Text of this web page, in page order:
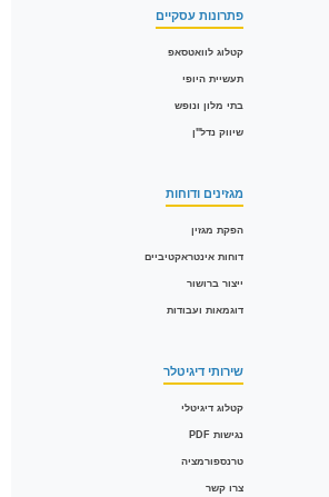
פתרונות עסקיים
קטלוג לוואטסאפ
תעשיית היופי
בתי מלון ונופש
שיווק נדל"ן
מגזינים ודוחות
הפקת מגזין
דוחות אינטראקטיביים
ייצור ברושור
דוגמאות ועבודות
שירותי דיגיטלר
קטלוג דיגיטלי
נגישות PDF
טרנספורמציה
צרו קשר